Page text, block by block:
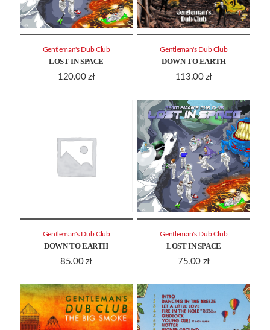
LOST IN SPACE
120.00 zł
Gentleman's Dub Club
DOWN TO EARTH
113.00 zł
Gentleman's Dub Club
DOWN TO EARTH
85.00 zł
Gentleman's Dub Club
LOST IN SPACE
75.00 zł
Gentleman's Dub Club